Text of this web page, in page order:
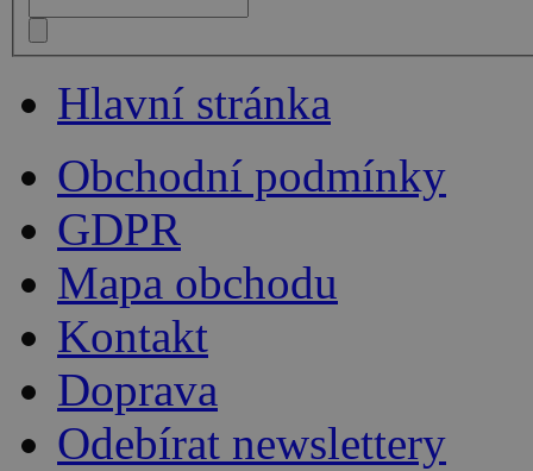
Hlavní stránka
Obchodní podmínky
GDPR
Mapa obchodu
Kontakt
Doprava
Odebírat newslettery